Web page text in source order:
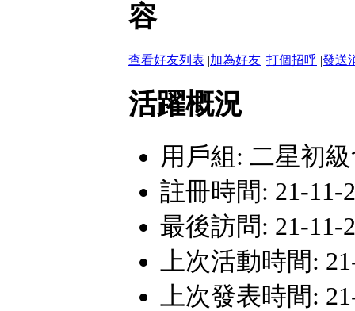
容
查看好友列表 |加為好友 |打個招呼 |發送
活躍概況
用戶組: 二星初
註冊時間: 21-11-
最後訪問: 21-11-
上次活動時間:
上次發表時間: